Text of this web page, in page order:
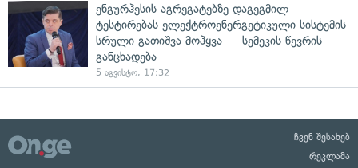
ენგურჰესის აგრეგატებზე დაგეგმილ
ტესტირებას ელექტროენერგეტიკული სისტემის
სრული გათიშვა მოჰყვა — სემეკის წევრის
განცხადება
5 აგვისტო, 17:32
ჩვენ შესახებ
რეკლამა